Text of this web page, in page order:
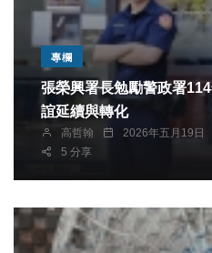
專欄
張榮興署長勉勵警政署
誼延續與轉化
高哲翰 2026年五月19日
5 分享